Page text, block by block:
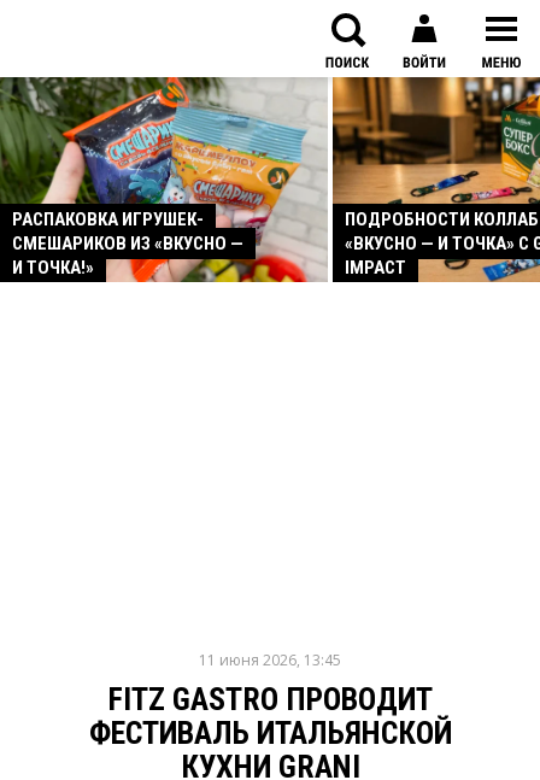
РАСПАКОВКА ИГРУШЕК-
СМЕШАРИКОВ ИЗ «ВКУСНО —
И ТОЧКА!»
ПОДРОБНОСТИ
«ВКУСНО — И ТОЧКА» С
IMPACT
11 июня 2026, 13:45
FITZ GASTRO ПРОВОДИТ
ФЕСТИВАЛЬ ИТАЛЬЯНСКОЙ
КУХНИ GRANI